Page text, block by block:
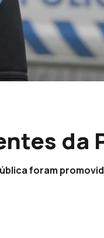
da
foram